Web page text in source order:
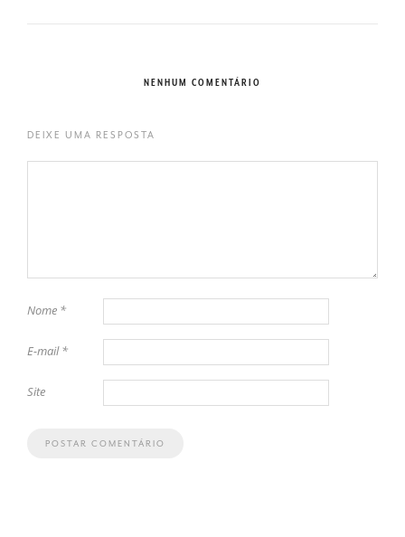
NENHUM COMENTÁRIO
DEIXE UMA RESPOSTA
Nome *
E-mail*
Site